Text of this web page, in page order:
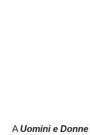
AUomini e Donne